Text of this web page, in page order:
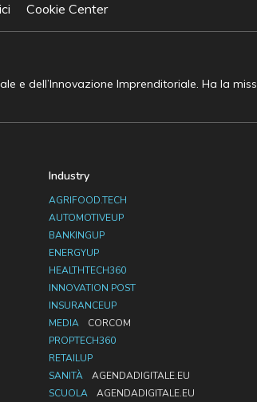
Cookie Center
e dell’Innovazione Imprenditoriale. Ha la
Industry
AGRIFOOD.TECH
AUTOMOTIVEUP
BANKINGUP
ENERGYUP
HEALTHTECH360
INNOVATION POST
INSURANCEUP
MEDIA
CORCOM
PROPTECH360
RETAILUP
SANITÀ
AGENDADIGITALE.EU
SCUOLA
AGENDADIGITALE.EU